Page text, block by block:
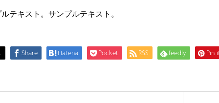
テキスト。サンプルテキスト。
Share Hatena Pocket RSS feedly Pin